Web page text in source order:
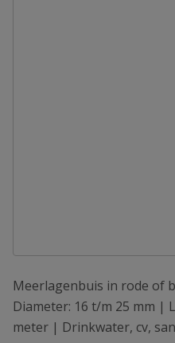
Meerlagenbuis in rode of
Diameter: 16 t/m 25 mm |
meter | Drinkwater, cv,